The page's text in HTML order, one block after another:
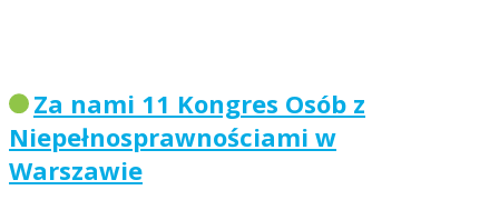
Za nami 11 Kongres Osób z
Niepełnosprawnościami w
Warszawie